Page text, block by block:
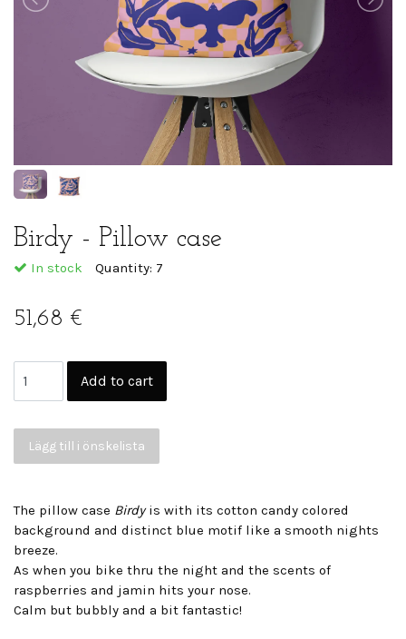
Birdy - Pillow case
In stock Quantity: 7
51,68 €
Lägg till i önskelista
The pillow case Birdyis with its cotton candy colored
background and distinct blue motif like a smooth nights
breeze.
As when you bike thru the night and the scents of
raspberries and jamin hits your nose.
Calm but bubbly and a bit fantastic!